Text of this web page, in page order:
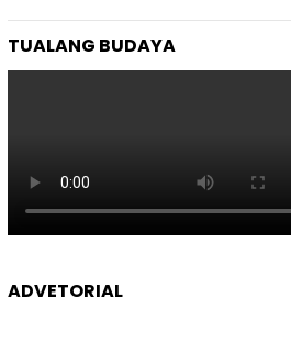
TUALANG BUDAYA
ADVETORIAL